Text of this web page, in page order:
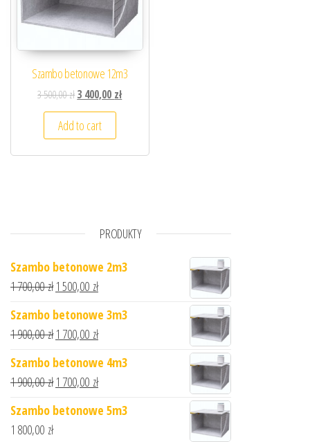
Szambo betonowe 12m3
3 500,00zł3 400,00 zł
Add to cart
PRODUKTY
Szambo betonowe 2m3
1 700,00zł 1 500,00 zł
Szambo betonowe 3m3
1 900,00zł 1 700,00 zł
Szambo betonowe 4m3
1 900,00zł 1 700,00 zł
Szambo betonowe 5m3
1 800,00 zł